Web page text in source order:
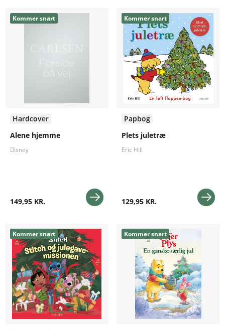
Hardcover
Alene hjemme
Disney
149,95 KR.
Kommer snart
Papbog
Plets juletræ
Eric Hill
129,95 KR.
Kommer snart
Kommer snart Kommer snart